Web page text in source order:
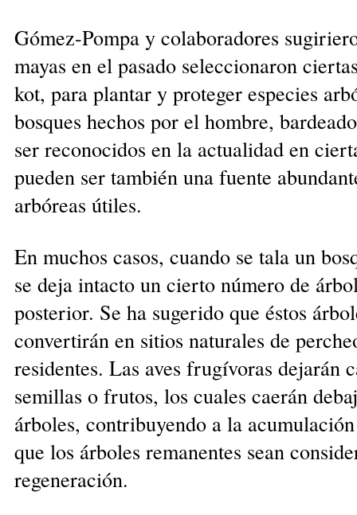
Gómez-Pompa y colaboradores
mayas en el pasado seleccionaron
kot, para plantar y proteger especies
bosques hechos por el hombre,
ser reconocidos en la actualidad en
pueden ser también una fuente
arbóreas útiles.
En muchos casos, cuando se tala un
se deja intacto un cierto número de
posterior. Se ha sugerido que éstos
convertirán en sitios naturales de
residentes. Las aves frugívoras dejarán
semillas o frutos, los cuales caerán
árboles, contribuyendo a la
que los árboles remanentes sean
regeneración.